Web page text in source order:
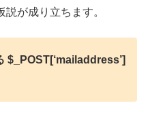
が成り立ちます。
$_POST[‘mailaddress’]